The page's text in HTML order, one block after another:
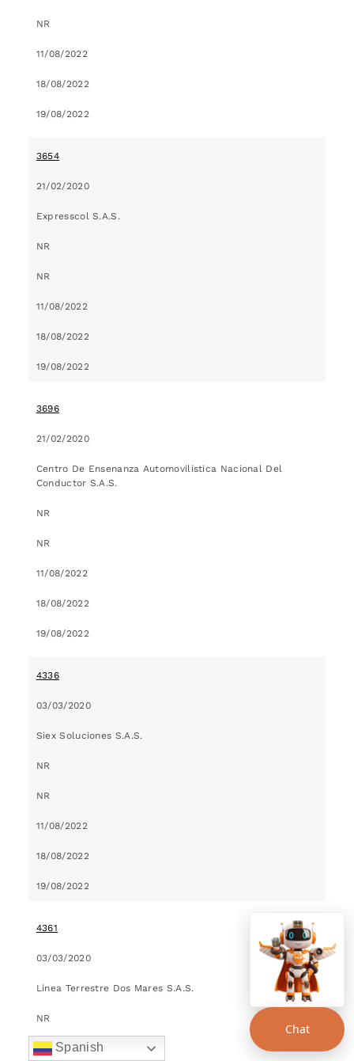
NR
11/08/2022
18/08/2022
19/08/2022
3654
21/02/2020
Expresscol S.A.S.
NR
NR
11/08/2022
18/08/2022
19/08/2022
3696
21/02/2020
Centro De Ensenanza Automovilistica Nacional Del
Conductor S.A.S.
NR
NR
11/08/2022
18/08/2022
19/08/2022
4336
03/03/2020
Siex Soluciones S.A.S.
NR
NR
11/08/2022
18/08/2022
19/08/2022
4361
03/03/2020
Linea Terrestre Dos Mares S.A.S.
NR
NRSpanish
Chat